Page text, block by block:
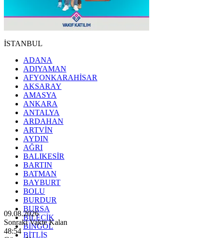
İSTANBUL
ADANA
ADIYAMAN
AFYONKARAHİSAR
AKSARAY
AMASYA
ANKARA
ANTALYA
ARDAHAN
ARTVİN
AYDIN
AĞRI
BALIKESİR
BARTIN
BATMAN
BAYBURT
BOLU
BURDUR
BURSA
BİLECİK
BİNGÖL
BİTLİS
09.08.2026
Sonraki Vakte Kalan
48:52